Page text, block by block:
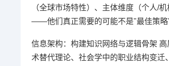
（全球市场特性）、主体维度（个人/
——他们真正需要的可能不是"最佳策略
信息架构：构建知识网络与逻辑骨架
术替代理论、社会学中的职业结构变